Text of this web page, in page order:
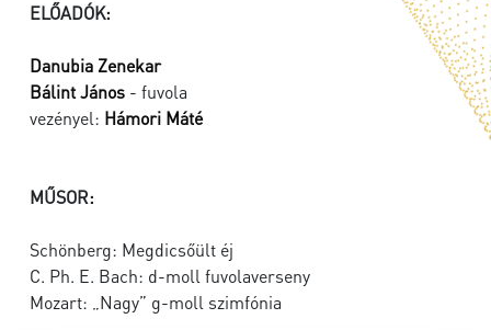
ELŐADÓK:
Danubia Zenekar
Bálint János - fuvola
vezényel: Hámori Máté
MŰSOR:
Schönberg: Megdicsőült éj
C. Ph. E. Bach: d-moll fuvolaverseny
Mozart: „Nagy” g-moll szimfónia